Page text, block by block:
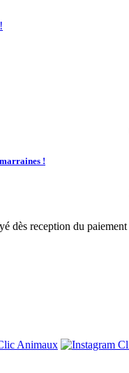
!
dès reception du paiement